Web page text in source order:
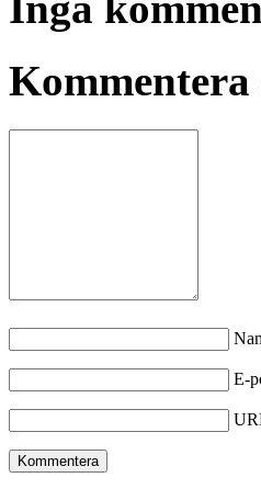
Kommentera
E-